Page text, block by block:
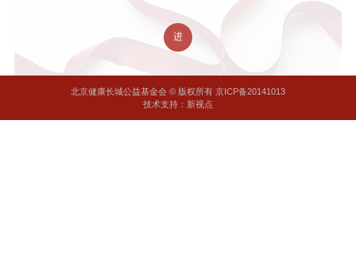
进
北京健康长城公益基金会 © 版权所有 京ICP备20141013
技术支持：新视点